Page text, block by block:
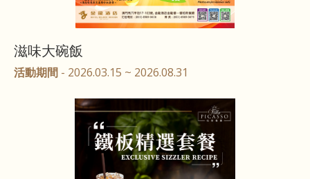
滋味大碗飯
活動期間 - 2026.03.15 ~ 2026.08.31